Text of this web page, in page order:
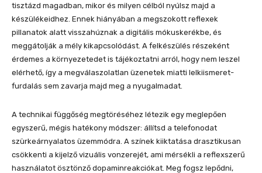
tisztázd magadban, mikor és milyen célból nyúlsz majd a
készülékeidhez. Ennek hiányában a megszokott reflexek
pillanatok alatt visszahúznak a digitális mókuskerékbe, és
meggátolják a mély kikapcsolódást. A felkészülés részeként
érdemes a környezetedet is tájékoztatni arról, hogy nem leszel
elérhető, így a megválaszolatlan üzenetek miatti lelkiismeret-
furdalás sem zavarja majd meg a nyugalmadat.
A technikai függőség megtöréséhez létezik egy meglepően
egyszerű, mégis hatékony módszer: állítsd a telefonodat
szürkeárnyalatos üzemmódra. A színek kiiktatása drasztikusan
csökkenti a kijelző vizuális vonzerejét, ami mérsékli a reflexszerű
használatot ösztönző dopaminreakciókat. Meg fogsz lepődni,